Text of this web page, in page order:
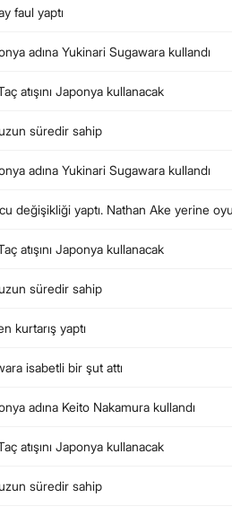
faul yaptı
adına Yukinari Sugawara kullandı
atışını Japonya kullanacak
süredir sahip
adına Yukinari Sugawara kullandı
değişikliği yaptı. Nathan Ake yerine
atışını Japonya kullanacak
süredir sahip
kurtarış yaptı
isabetli bir şut attı
adına Keito Nakamura kullandı
atışını Japonya kullanacak
süredir sahip